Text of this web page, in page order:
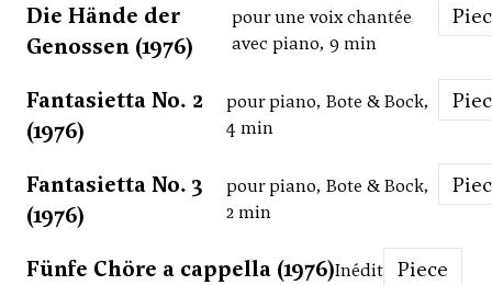
Die Hände der
Genossen (1976)
pour une voix chantée
avec piano, 9 min
Fantasietta No. 2
(1976)
pour piano, Bote & Bock,
4 min
Fantasietta No. 3
(1976)
pour piano, Bote & Bock,
2 min
Fünfe Chöre a cappella (1976)Inédit Piece